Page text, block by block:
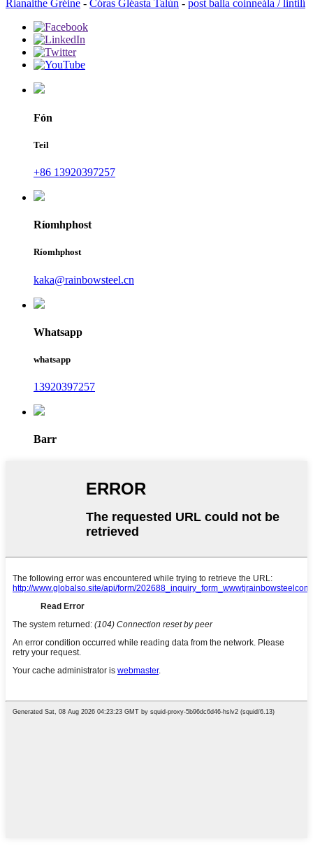
Rianaithe Gréine - Córas Gléasta Talún - post balla coinneála / lintilí
Fón
Teil
+86 13920397257
Ríomhphost
Ríomhphost
kaka@rainbowsteel.cn
Whatsapp
whatsapp
13920397257
Barr